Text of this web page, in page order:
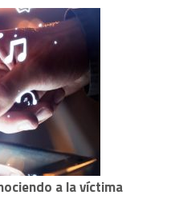
a la víctima